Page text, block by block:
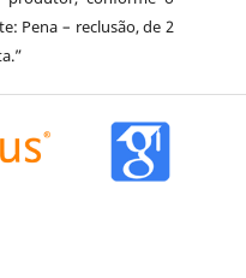
Pena – reclusão, de 2